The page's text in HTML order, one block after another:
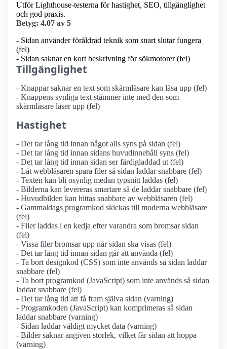
Utför Lighthouse-testerna för hastighet, SEO, tillgänglighet
och god praxis.
Betyg: 4.07 av 5
- Sidan använder föråldrad teknik som snart slutar fungera
(fel)
- Sidan saknar en kort beskrivning för sökmotorer (fel)
Tillgänglighet
- Knappar saknar en text som skärmläsare kan läsa upp (fel)
- Knappens synliga text stämmer inte med den som
skärmläsare läser upp (fel)
Hastighet
- Det tar lång tid innan något alls syns på sidan (fel)
- Det tar lång tid innan sidans huvudinnehåll syns (fel)
- Det tar lång tid innan sidan ser färdigladdad ut (fel)
- Låt webbläsaren spara filer så sidan laddar snabbare (fel)
- Texten kan bli osynlig medan typsnitt laddas (fel)
- Bilderna kan levereras smartare så de laddar snabbare (fel)
- Huvudbilden kan hittas snabbare av webbläsaren (fel)
- Gammaldags programkod skickas till moderna webbläsare
(fel)
- Filer laddas i en kedja efter varandra som bromsar sidan
(fel)
- Vissa filer bromsar upp när sidan ska visas (fel)
- Det tar lång tid innan sidan går att använda (fel)
- Ta bort designkod (CSS) som inte används så sidan laddar
snabbare (fel)
- Ta bort programkod (JavaScript) som inte används så sidan
laddar snabbare (fel)
- Det tar lång tid att få fram själva sidan (varning)
- Programkoden (JavaScript) kan komprimeras så sidan
laddar snabbare (varning)
- Sidan laddar väldigt mycket data (varning)
- Bilder saknar angiven storlek, vilket får sidan att hoppa
(varning)